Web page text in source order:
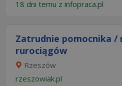
18 dni temu z infopraca.pl
Zatrudnie pomocnika /
rurociągów
Rzeszów
rzeszowiak.pl